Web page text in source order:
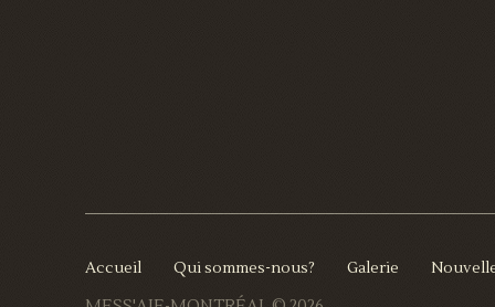
Accueil Qui sommes-nous? Galerie